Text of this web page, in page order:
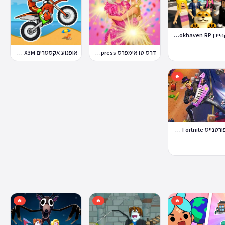
ברוקהייבן Brookhaven RP
דרס טו אימפרס Dress To Impress אופנוע אקסטרים Moto X3M
🔥
לגו פורטנייט Lego Fortnite
🔥
🔥
🔥